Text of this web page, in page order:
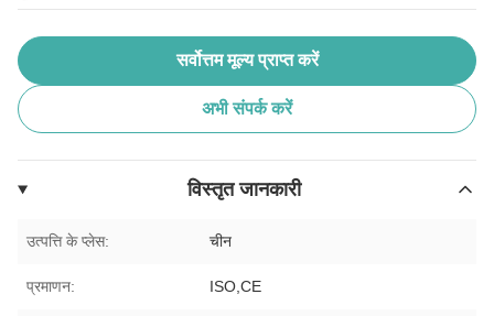
सर्वोत्तम मूल्य प्राप्त करें
अभी संपर्क करें
विस्तृत जानकारी
उत्पत्ति के प्लेस: चीन
प्रमाणन: ISO,CE